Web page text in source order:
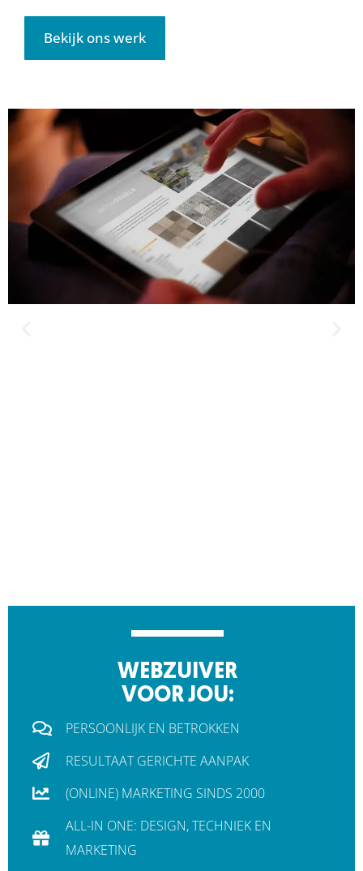
Bekijk ons werk
WEBZUIVER
VOOR JOU:
PERSOONLIJK EN BETROKKEN
RESULTAAT GERICHTE AANPAK
(ONLINE) MARKETING SINDS 2000
ALL-IN ONE: DESIGN, TECHNIEK EN
MARKETING